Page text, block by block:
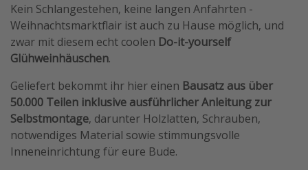
Kein Schlangestehen, keine langen Anfahrten -
Weihnachtsmarktflair ist auch zu Hause möglich, und
zwar mit diesem echt coolen Do-it-yourself
Glühweinhäuschen.
Geliefert bekommt ihr hier einen Bausatz aus über
50.000 Teilen inklusive ausführlicher Anleitung zur
Selbstmontage, darunter Holzlatten, Schrauben,
notwendiges Material sowie stimmungsvolle
Inneneinrichtung für eure Bude.